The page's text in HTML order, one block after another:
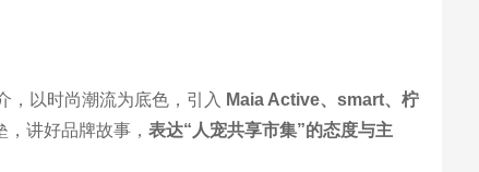
，以时尚潮流为底色，引入 Maia Active、smart、柠
讲好品牌故事， 表达“人宠共享市集”的态度与主